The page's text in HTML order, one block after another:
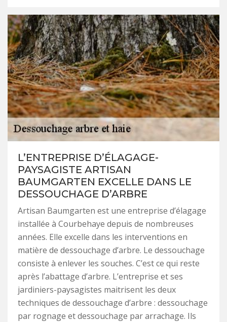
L’ENTREPRISE D’ÉLAGAGE-
PAYSAGISTE ARTISAN
BAUMGARTEN EXCELLE DANS LE
DESSOUCHAGE D’ARBRE
Artisan Baumgarten est une entreprise d’élagage
installée à Courbehaye depuis de nombreuses
années. Elle excelle dans les interventions en
matière de dessouchage d’arbre. Le dessouchage
consiste à enlever les souches. C’est ce qui reste
après l’abattage d’arbre. L’entreprise et ses
jardiniers-paysagistes maitrisent les deux
techniques de dessouchage d’arbre : dessouchage
par rognage et dessouchage par arrachage. Ils